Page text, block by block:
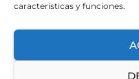
características y funciones.